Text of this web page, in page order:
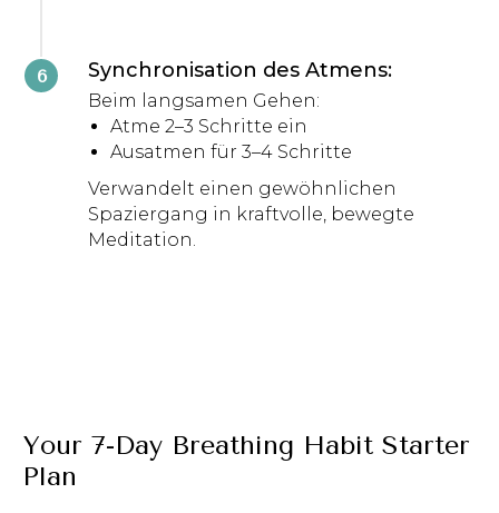
Synchronisation des Atmens:
Beim langsamen Gehen:
Atme 2–3 Schritte ein
Ausatmen für 3–4 Schritte
Verwandelt einen gewöhnlichen
Spaziergang in kraftvolle, bewegte
Meditation.
Your 7-Day Breathing Habit Starter
Plan